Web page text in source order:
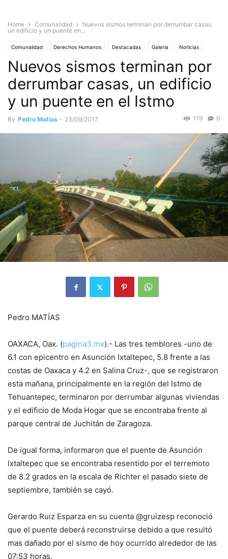
Home Comunalidad
Nuevos sismos terminan por derrumbar casas,
un edificio y un puente en...
Comunalidad Derechos Humanos Destacadas Galería Noticias
Nuevos sismos terminan por
derrumbar casas, un edificio
y un puente en el Istmo
By Pedro Matías - 23/09/2017 0
119
Pedro MATÍAS
OAXACA, Oax. (pagina3.mx).- Las tres temblores -uno de
6.1 con epicentro en Asunción Ixtaltepec, 5.8 frente a las
costas de Oaxaca y 4.2 en Salina Cruz-, que se registraron
esta mañana, principalmente en la región del Istmo de
Tehuantepec, terminaron por derrumbar algunas viviendas
y el edificio de Moda Hogar que se encontraba frente al
parque central de Juchitán de Zaragoza.
De igual forma, informaron que el puente de Asunción
Ixtaltepec que se encontraba resentido por el terremoto
de 8.2 grados en la escala de Richter el pasado siete de
septiembre, también se cayó.
Gerardo Ruiz Esparza en su cuenta @gruizesp reconoció
que el puente deberá reconstruirse debido a que resultó
mas dañado por el sismo de hoy ocurrido alrededor de las
07:53 horas.